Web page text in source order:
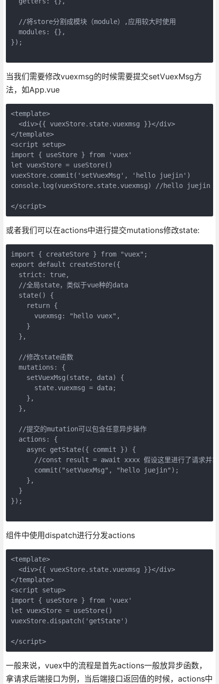
//将store分割成模块（module）,应用较大时使用
modules: {},
});
当我们需要修改vuexmsg的时候需要提交setVuexMsg方
法，如App.vue
<template>
<div>{{ vuexStore.state.vuexmsg }}</div>
</template>
<script setup>
import { useStore } from 'vuex'
let vuexStore = useStore()
vuexStore.commit('setVuexMsg', 'hello juejin')
console.log(vuexStore.state.vuexmsg) //hello juejin
</script>
或者我们可以在actions中进行提交mutations修改state:
import { createStore } from "vuex";
export default createStore({
strict: true,
//全局state，类似于vue种的data
state() {
return {
vuexmsg: "hello vuex",
}
},
//修改state函数
mutations: {
setVuexMsg(state, data) {
state.vuexmsg = data;
},
},
//提交的mutation可以包含任意异步操作
actions: {
async getState({ commit }) {
//const result = await xxxx 假设这里进行了请求并拿
commit("setVuexMsg", "hello juejin");
},
}
});
组件中使用dispatch进行分发actions
<template>
<div>{{ vuexStore.state.vuexmsg }}</div>
</template>
<script setup>
import { useStore } from 'vuex'
let vuexStore = useStore()
vuexStore.dispatch('getState')
</script>
一般来说，vuex中的流程是首先actions一般放异步函数，
拿请求后端接口为例，当后端接口返回值的时候，actions中